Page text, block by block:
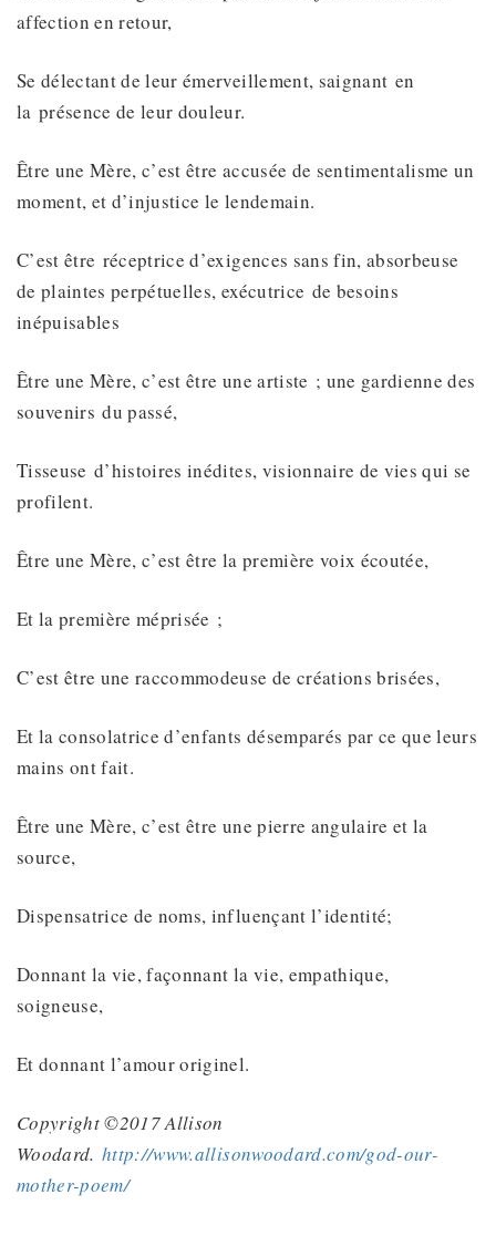
affection en retour,
Se délectant de leur émerveillement, saignant en
la présence de leur douleur.
Être une Mère, c’est être accusée de sentimentalisme un
moment, et d’injustice le lendemain.
C’est être réceptrice d’exigences sans fin, absorbeuse
de plaintes perpétuelles, exécutrice de besoins
inépuisables
Être une Mère, c’est être une artiste ; une gardienne des
souvenirs du passé,
Tisseuse d’histoires inédites, visionnaire de vies qui se
profilent.
Être une Mère, c’est être la première voix écoutée,
Et la première méprisée ;
C’est être une raccommodeuse de créations brisées,
Et la consolatrice d’enfants désemparés par ce que leurs
mains ont fait.
Être une Mère, c’est être une pierre angulaire et la
source,
Dispensatrice de noms, influençant l’identité;
Donnant la vie, façonnant la vie, empathique,
soigneuse,
Et donnant l’amour originel.
Copyright ©2017 Allison
Woodard.http://www.allisonwoodard.com/god-our-
mother-poem/